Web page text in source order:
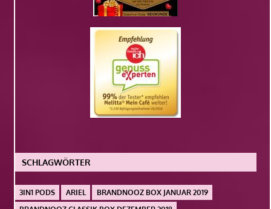
SCHLAGWÖRTER
3IN1 PODS ARIEL
BRANDNOOZ BOX JANUAR 2019